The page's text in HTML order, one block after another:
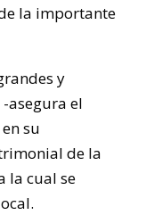
la importante
y
asegura el
su
de la
la cual se